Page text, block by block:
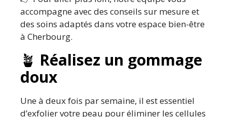
accompagne avec des conseils sur mesure et
des soins adaptés dans votre espace bien-être
à Cherbourg.
🪴 Réalisez un gommage
doux
Une à deux fois par semaine, il est essentiel
d’exfolier votre peau pour éliminer les cellules